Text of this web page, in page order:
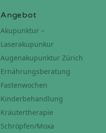
Angebot
Akupunktur –
Laserakupunkur
Augenakupunktur Zürich
Ernährungsberatung
Fastenwochen
Kinderbehandlung
Kräutertherapie
Schröpfen/Moxa